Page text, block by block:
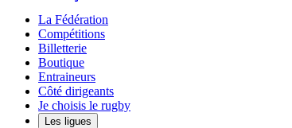
La Fédération
Compétitions
Billetterie
Boutique
Entraineurs
Côté dirigeants
Je choisis le rugby
Les ligues